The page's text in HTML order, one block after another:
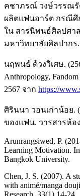
คชาภรณ์ วงษ์วรรณรั
ผลิตแฟนอาร์ต กรณีศึ
ใน สารนิพนธ์ศิลปศ
มหาวิทยาลัยศิลปากร.
นฤพนธ์ ด้วงวิเศษ.
Anthropology,
2567 จาก https://
ศิรินนา วอนเก่าน้อย.
ของแฟน. วารสารห้อง
Arunrangsiwed, P.
Learning Motivation.
Bangkok University.
Chen, J. S. (2007). A
with animé/manga
Research, 33(1),14-24.